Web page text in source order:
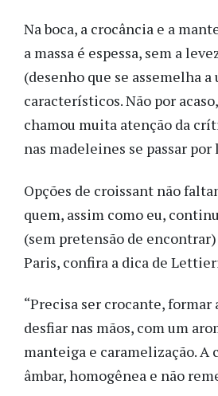
Na boca, a crocância e a
a massa é espessa, sem a
(desenho que se assemelha
característicos. Não por
chamou muita atenção da
nas madeleines se passar por
Opções de croissant não
quem, assim como eu,
(sem pretensão de
Paris, confira a dica de
“Precisa ser crocante,
desfiar nas mãos, com um
manteiga e caramelização. A
âmbar, homogênea e não